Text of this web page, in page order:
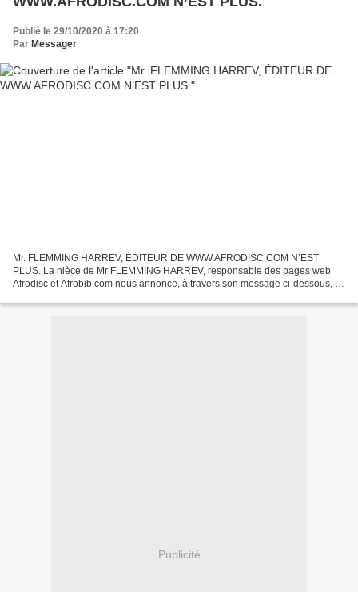
Publié le 29/10/2020 à 17:20
Par Messager
Mr. FLEMMING HARREV, ÉDITEUR DE WWW.AFRODISC.COM N’EST
PLUS. La nièce de Mr FLEMMING HARREV, responsable des pages web
Afrodisc et Afrobib.com nous annonce, à travers son message ci-dessous, le
Publicité